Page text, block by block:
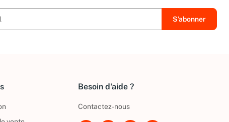
Besoin d'aide ?
Contactez-nous